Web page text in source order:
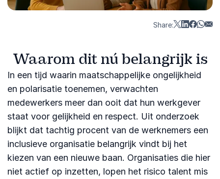
Share:
Waarom dit nú belangrijk is
In een tijd waarin maatschappelijke ongelijkheid
en polarisatie toenemen, verwachten
medewerkers meer dan ooit dat hun werkgever
staat voor gelijkheid en respect. Uit onderzoek
blijkt dat tachtig procent van de werknemers een
inclusieve organisatie belangrijk vindt bij het
kiezen van een nieuwe baan. Organisaties die hier
niet actief op inzetten, lopen het risico talent mis